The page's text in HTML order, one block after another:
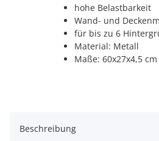
hohe Belastbarkeit
Wand- und
für bis zu 6
Material: Metall
Maße: 60x27x4,5 cm
Beschreibung